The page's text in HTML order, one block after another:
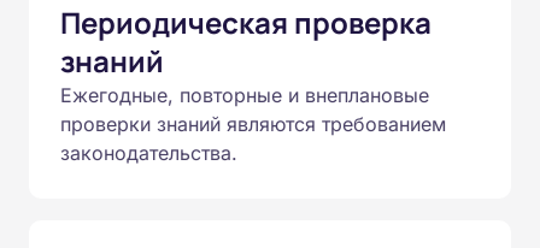
Периодическая проверка
знаний
Ежегодные, повторные и внеплановые
проверки знаний являются требованием
законодательства.